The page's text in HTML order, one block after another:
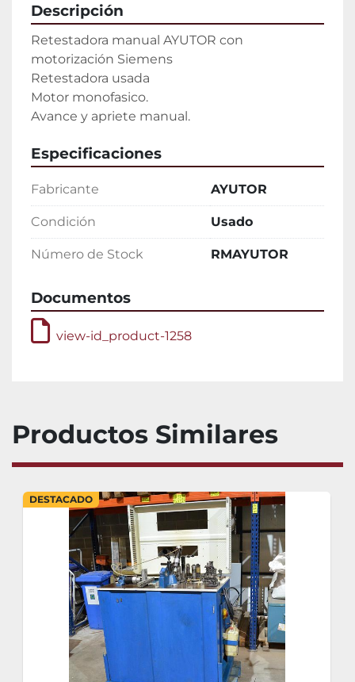
Descripción
Retestadora manual AYUTOR con
motorización Siemens
Retestadora usada
Motor monofasico.
Avance y apriete manual.
Especificaciones
Fabricante AYUTOR
Condición Usado
Número de Stock RMAYUTOR
Documentos
view-id_product-1258
Productos Similares
DESTACADO